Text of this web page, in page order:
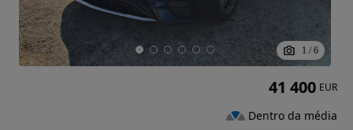
1 / 6
41 400 EUR
Dentro da média